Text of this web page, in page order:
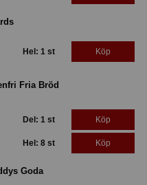
Hel: 1 st Köp
Fria Bröd
Del: 1 st Köp
Hel: 8 st Köp
Goda